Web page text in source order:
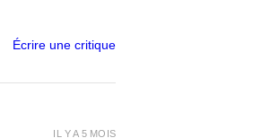
Écrire une critique
IL Y A 5 MOIS